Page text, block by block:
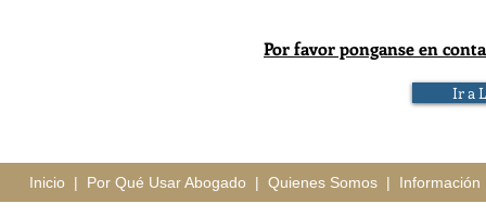
Por favor ponganse en
Ir a
Inicio| Por Qué Usar Abogado| Quienes Somos | Información